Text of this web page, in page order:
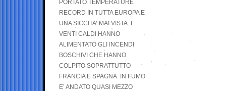
PORTATO TEMPERATURE
RECORD IN TUTTA EUROPA E
UNA SICCITA’ MAI VISTA. I
VENTI CALDI HANNO
ALIMENTATO GLI INCENDI
BOSCHIVI CHE HANNO
COLPITO SOPRATTUTTO
FRANCIA E SPAGNA: IN FUMO
E’ ANDATO QUASI MEZZO